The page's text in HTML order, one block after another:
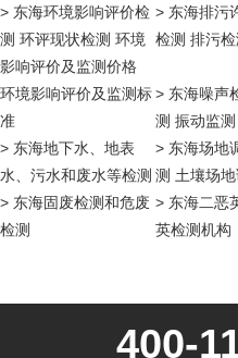
> 东海环境影响评价检
测 环评现状检测 环境
影响评价及监测价格
环境影响评价及监测标
准
> 东海排污
检测 排污检
> 东海噪声
测 振动监测
> 东海地下水、地表
水、污水和废水等检测
> 东海场地
测 土壤场
> 东海固废检测和危废
检测
> 东海二恶
英检测机构
400-